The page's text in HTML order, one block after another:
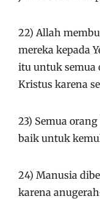
22) Allah
mereka kepada
itu untuk semua
Kristus karena
23) Semua
baik untuk
24) Manusia
karena